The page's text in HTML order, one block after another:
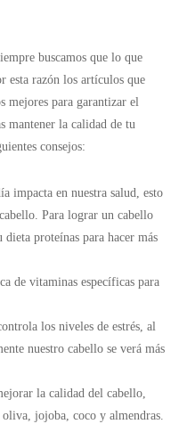
buscamos que lo que
esta razón los artículos que
mejores para garantizar el
mantener la calidad de tu
consejos:
impacta en nuestra salud, esto
Para lograr un cabello
proteínas para hacer más
de vitaminas específicas para
los niveles de estrés, al
nuestro cabello se verá más
la calidad del cabello,
oliva, jojoba, coco y almendras.